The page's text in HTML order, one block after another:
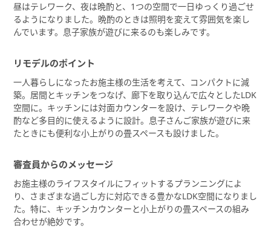
昼はテレワーク、夜は晩酌と、1つの空間で一日ゆっくり過ごせ
るようになりました。晩酌のときは照明を変えて雰囲気を楽し
んでいます。息子家族が遊びに来るのも楽しみです。
リモデルのポイント
一人暮らしになったお施主様の生活を考えて、コンパクトに減
築。居間とキッチンをつなげ、廊下を取り込んで広々としたLDK
空間に。キッチンには対面カウンターを設け、テレワークや晩
酌など多目的に使えるように設計。息子さんご家族が遊びに来
たときにも便利な小上がりの畳スペースも設けました。
審査員からのメッセージ
お施主様のライフスタイルにフィットするプランニングによ
り、さまざまな過ごし方に対応できる豊かなLDK空間になりまし
た。特に、キッチンカウンターと小上がりの畳スペースの組み
合わせが絶妙です。